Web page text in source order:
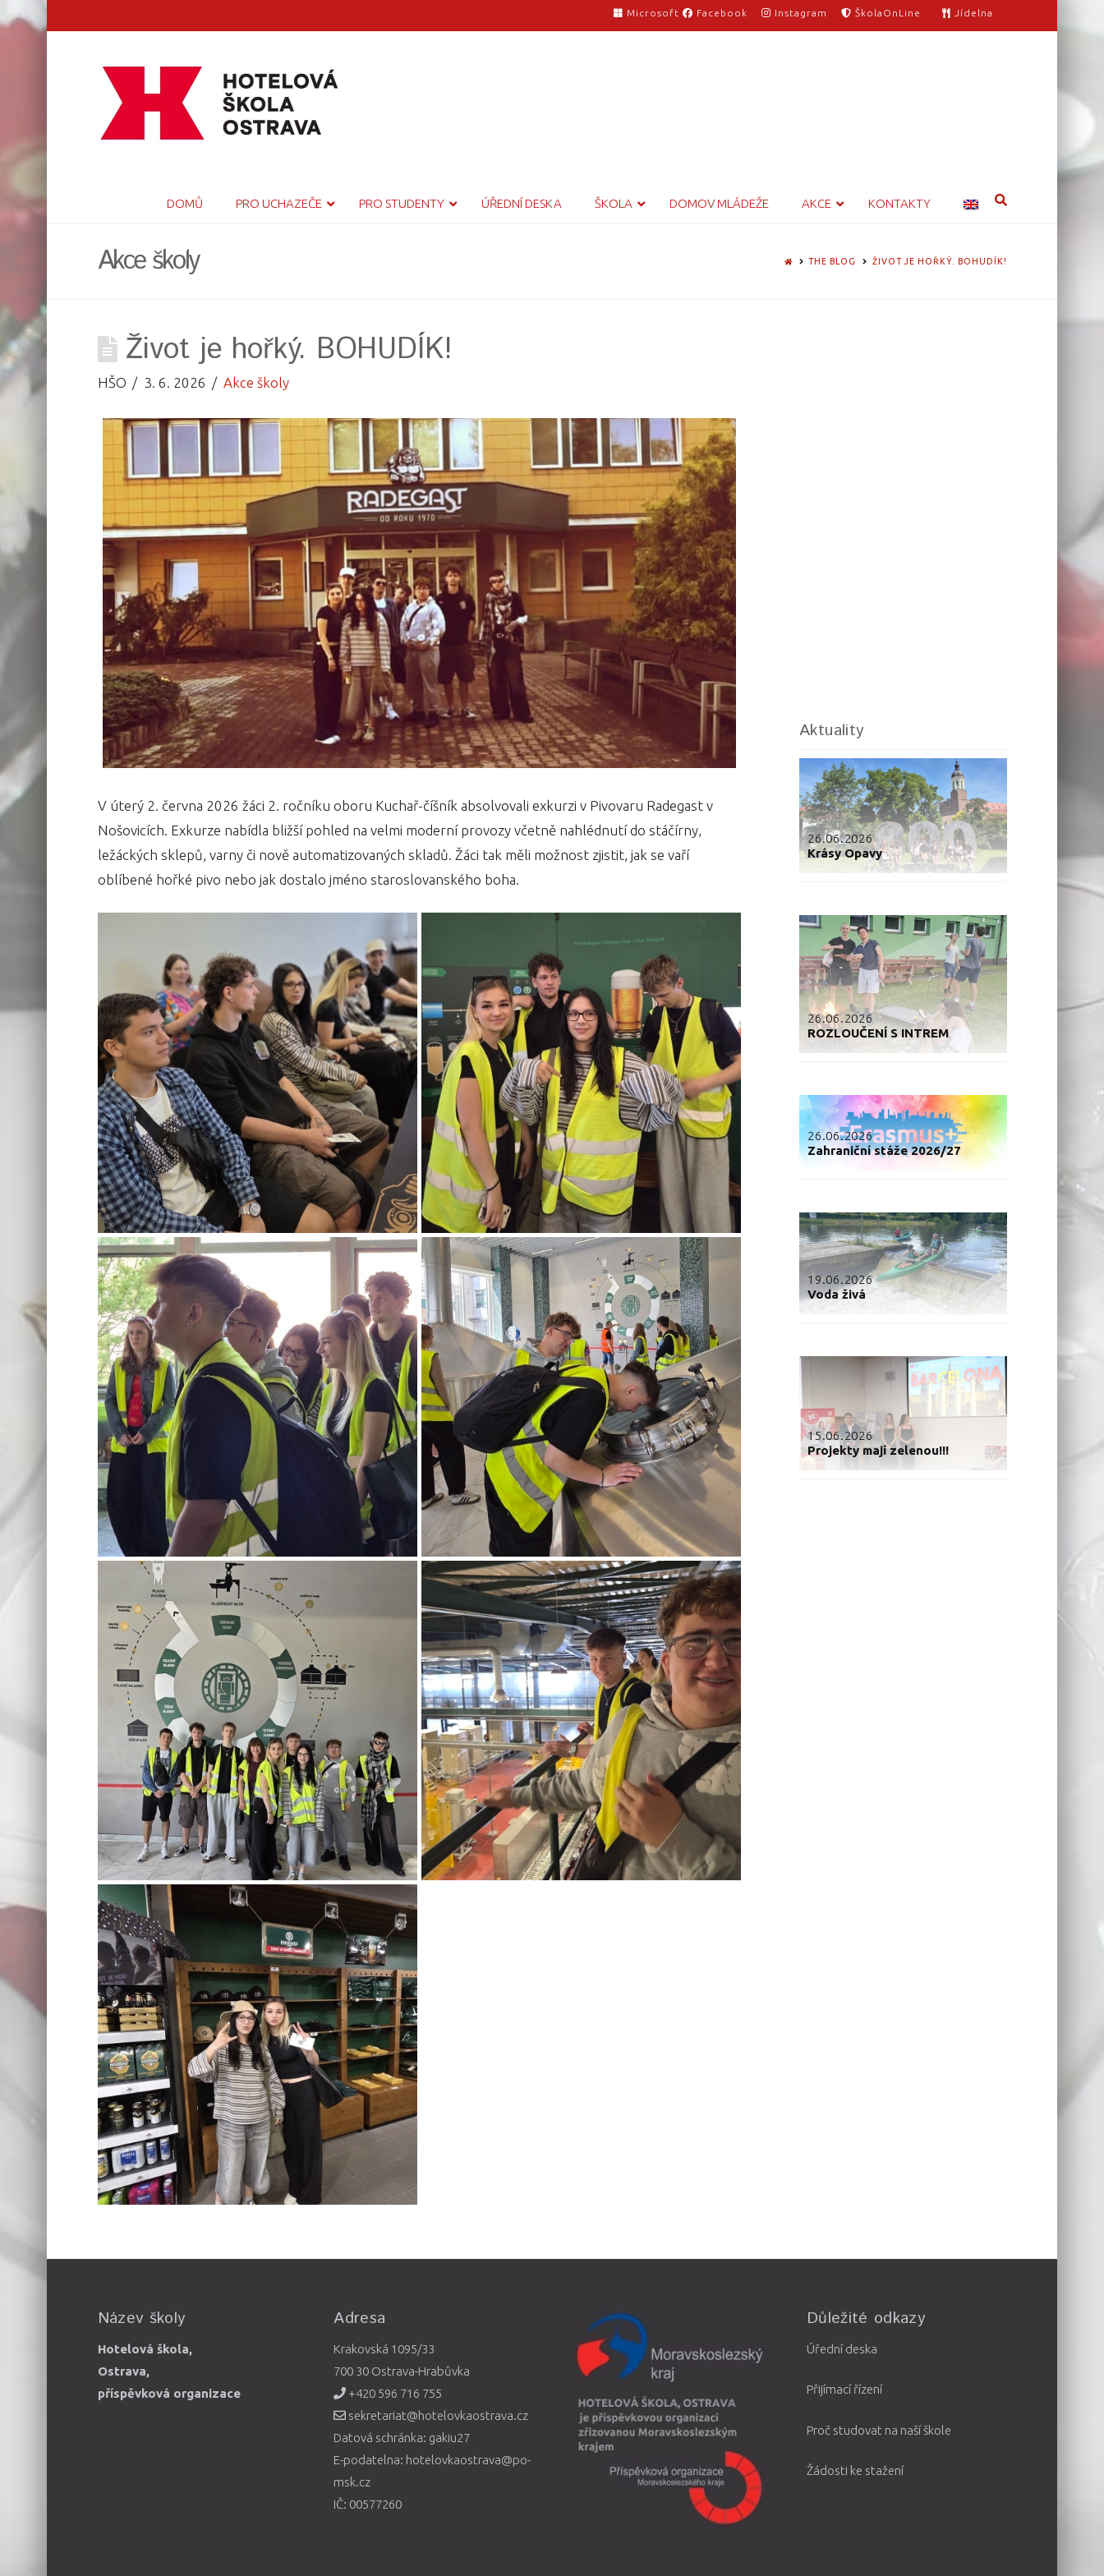
Microsoft Facebook Instagram ŠkolaOnLine Jídelna
DOMŮ PRO UCHAZEČE PRO STUDENTY ÚŘEDNÍ DESKA ŠKOLA DOMOV MLÁDEŽE AKCE KONTAKTY
Akce školy HOMETHE BLOG ŽIVOT JE HOŘKÝ. BOHUDÍK!
Život je hořký. BOHUDÍK!
HŠO 3. 6. 2026 Akce školy
V úterý 2. června 2026 žáci 2. ročníku oboru Kuchař-číšník absolvovali exkurzi v Pivovaru Radegast v
Nošovicích. Exkurze nabídla bližší pohled na velmi moderní provozy včetně nahlédnutí do stáčírny,
ležáckých sklepů, varny či nově automatizovaných skladů. Žáci tak měli možnost zjistit, jak se vaří
oblíbené hořké pivo nebo jak dostalo jméno staroslovanského boha.
Aktuality
26.06.2026
Krásy Opavy
26.06.2026
ROZLOUČENÍ S INTREM
26.06.2026
Zahraniční stáže 2026/27
19.06.2026
Voda živá
15.06.2026
Projekty mají zelenou!!!
Název školy
Hotelová škola,
Ostrava,
příspěvková organizace
Adresa
Krakovská 1095/33
700 30 Ostrava-Hrabůvka
+420 596 716 755
sekretariat@hotelovkaostrava.cz
Datová schránka: gakiu27
E-podatelna: hotelovkaostrava@po-
msk.cz
IČ: 00577260
Důležité odkazy
Úřední deska
Přijímací řízení
Proč studovat na naší škole
Žádosti ke stažení